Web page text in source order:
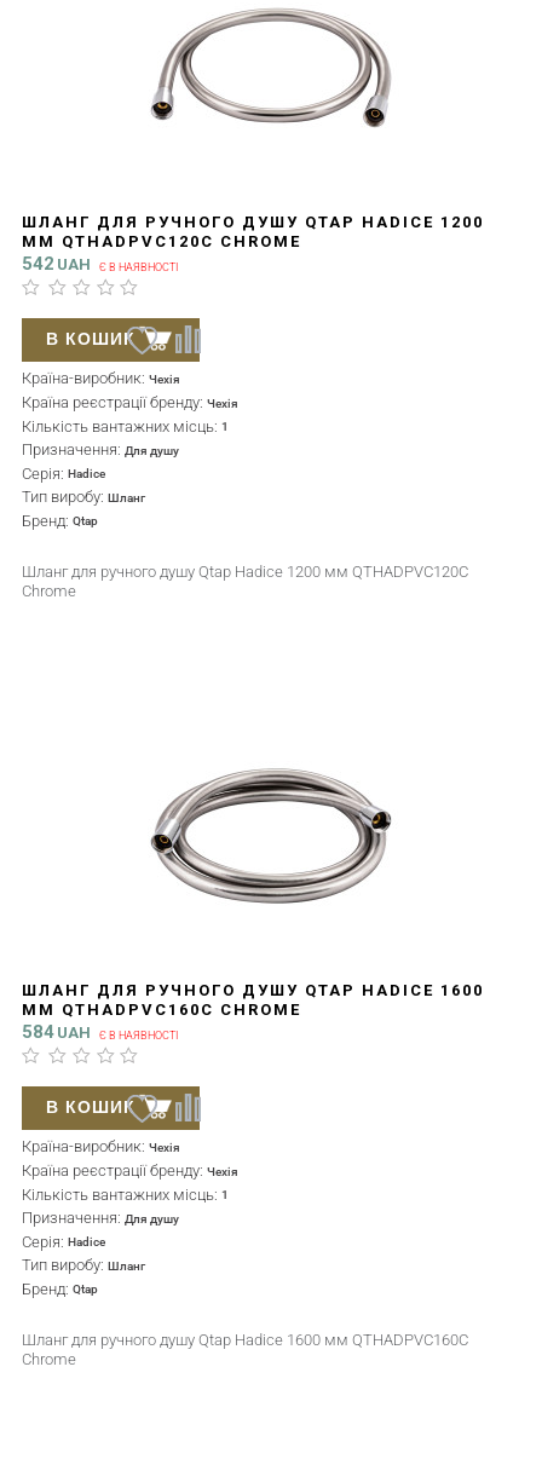
ШЛАНГ ДЛЯ РУЧНОГО ДУШУ QTAP HADICE 1200
ММ QTHADPVC120C CHROME
542 UAH Є В НАЯВНОСТІ
Країна-виробник: Чехія
Країна реєстрації бренду: Чехія
Кількість вантажних місць: 1
Призначення: Для душу
Серія: Hadice
Тип виробу: Шланг
Бренд: Qtap
Шланг для ручного душу Qtap Hadice 1200 мм QTHADPVC120C
Chrome
В КОШИК
ШЛАНГ ДЛЯ РУЧНОГО ДУШУ QTAP HADICE 1600
ММ QTHADPVC160C CHROME
584 UAH Є В НАЯВНОСТІ
Країна-виробник: Чехія
Країна реєстрації бренду: Чехія
Кількість вантажних місць: 1
Призначення: Для душу
Серія: Hadice
Тип виробу: Шланг
Бренд: Qtap
Шланг для ручного душу Qtap Hadice 1600 мм QTHADPVC160C
Chrome
В КОШИК